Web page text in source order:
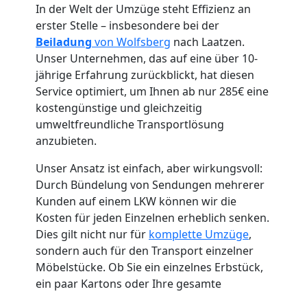
In der Welt der Umzüge steht Effizienz an
erster Stelle – insbesondere bei der
Beiladung von Wolfsberg nach Laatzen.
Unser Unternehmen, das auf eine über 10-
jährige Erfahrung zurückblickt, hat diesen
Service optimiert, um Ihnen ab nur 285€ eine
kostengünstige und gleichzeitig
umweltfreundliche Transportlösung
anzubieten.
Unser Ansatz ist einfach, aber wirkungsvoll:
Durch Bündelung von Sendungen mehrerer
Kunden auf einem LKW können wir die
Kosten für jeden Einzelnen erheblich senken.
Dies gilt nicht nur für komplette Umzüge,
sondern auch für den Transport einzelner
Möbelstücke. Ob Sie ein einzelnes Erbstück,
ein paar Kartons oder Ihre gesamte
Umzugshelfer
Wolfsberg
Möbeltaxi
Wolfsberg
Kleintransport
Wolfsberg